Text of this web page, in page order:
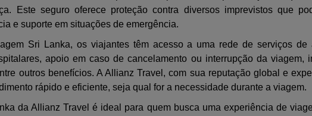
Este seguro oferece proteção contra diversos imprevistos que
e suporte em situações de emergência.
Sri Lanka, os viajantes têm acesso a uma rede de serviços de
apoio em caso de cancelamento ou interrupção da viagem,
outros benefícios. A Allianz Travel, com sua reputação global e
rápido e eficiente, seja qual for a necessidade durante a viagem.
da Allianz Travel é ideal para quem busca uma experiência de